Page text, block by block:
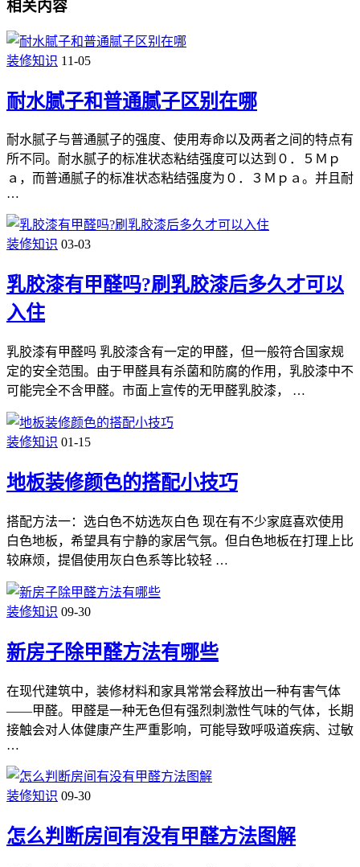
相关内容
装修知识 11-05
耐水腻子和普通腻子区别在哪
耐水腻子与普通腻子的强度、使用寿命以及两者之间的特点有
所不同。耐水腻子的标准状态粘结强度可以达到０．５Ｍｐ
ａ，而普通腻子的标准状态粘结强度为０．３Ｍｐａ。并且耐
…
装修知识 03-03
乳胶漆有甲醛吗?刷乳胶漆后多久才可以
入住
乳胶漆有甲醛吗 乳胶漆含有一定的甲醛，但一般符合国家规
定的安全范围。由于甲醛具有杀菌和防腐的作用，乳胶漆中不
可能完全不含甲醛。市面上宣传的无甲醛乳胶漆， …
装修知识 01-15
地板装修颜色的搭配小技巧
搭配方法一：选白色不妨选灰白色 现在有不少家庭喜欢使用
白色地板，希望具有宁静的家居气氛。但白色地板在打理上比
较麻烦，提倡使用灰白色系等比较轻 …
装修知识 09-30
新房子除甲醛方法有哪些
在现代建筑中，装修材料和家具常常会释放出一种有害气体
——甲醛。甲醛是一种无色但有强烈刺激性气味的气体，长期
接触会对人体健康产生严重影响，可能导致呼吸道疾病、过敏
…
装修知识 09-30
怎么判断房间有没有甲醛方法图解